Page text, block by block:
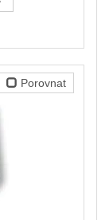
Porovnat